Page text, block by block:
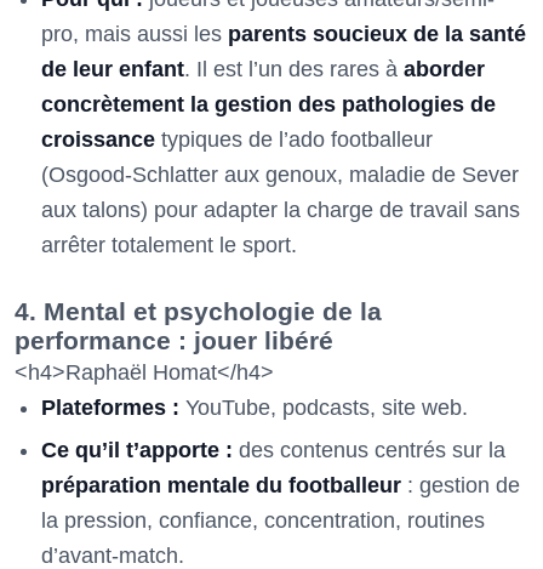
pro, mais aussi les parents soucieux de la santé
de leur enfant. Il est l’un des rares à aborder
concrètement la gestion des pathologies de
croissance typiques de l’ado footballeur
(Osgood-Schlatter aux genoux, maladie de Sever
aux talons) pour adapter la charge de travail sans
arrêter totalement le sport.
4. Mental et psychologie de la
performance : jouer libéré
<h4>Raphaël Homat</h4>
Plateformes : YouTube, podcasts, site web.
Ce qu’il t’apporte : des contenus centrés sur la
préparation mentale du footballeur : gestion de
la pression, confiance, concentration, routines
d’avant-match.